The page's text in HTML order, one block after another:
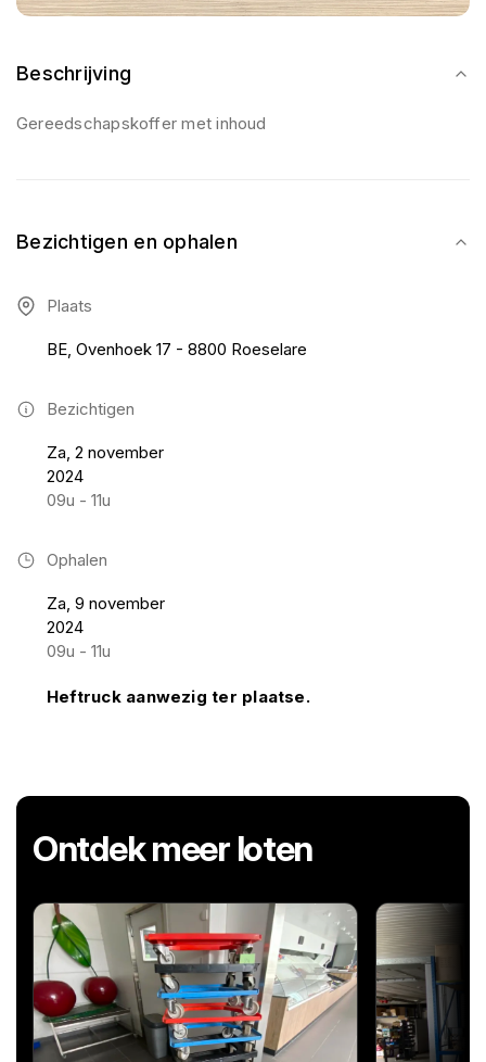
Beschrijving
Gereedschapskoffer met inhoud
Bezichtigen en ophalen
Plaats
BE, Ovenhoek 17 - 8800 Roeselare
Bezichtigen
Za, 2 november
2024
09u - 11u
Ophalen
Za, 9 november
2024
09u - 11u
Heftruck aanwezig ter plaatse.
Ontdek meer loten